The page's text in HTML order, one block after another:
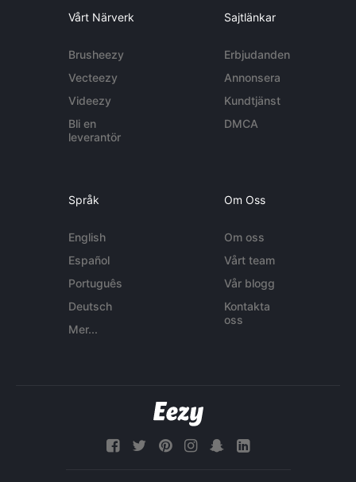
Vårt Närverk
Brusheezy
Vecteezy
Videezy
Bli en
leverantör
Sajtlänkar
Erbjudanden
Annonsera
Kundtjänst
DMCA
Språk
English
Español
Português
Deutsch
Mer...
Om Oss
Om oss
Vårt team
Vår blogg
Kontakta
oss